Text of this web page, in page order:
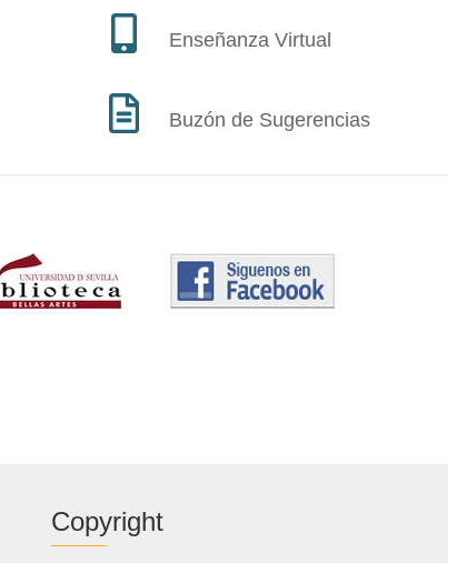
Enseñanza Virtual
Buzón de Sugerencias
Copyright